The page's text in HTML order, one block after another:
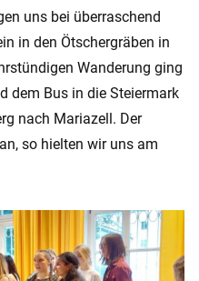
uns bei überraschend
in den Ötschergräben in
Wanderung ging
dem Bus in die Steiermark
nach Mariazell. Der
so hielten wir uns am